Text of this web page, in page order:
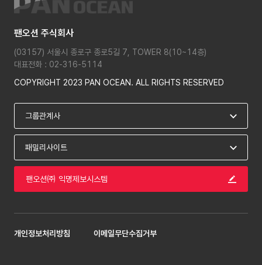
팬오션 주식회사
(03157) 서울시 종로구 종로5길 7, TOWER 8(10~14층)
대표전화 : 02-316-5114
COPYRIGHT 2023 PAN OCEAN. ALL RIGHTS RESERVED
팬오션㈜ 익명제보시스템
개인정보처리방침 이메일무단수집거부